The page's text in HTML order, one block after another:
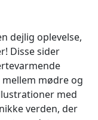
dejlig oplevelse,
Disse sider
mødre og
med
verden, der